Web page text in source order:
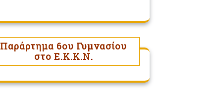
Παράρτημα 6ου Γυμνασίου
στο Ε.Κ.Κ.Ν.